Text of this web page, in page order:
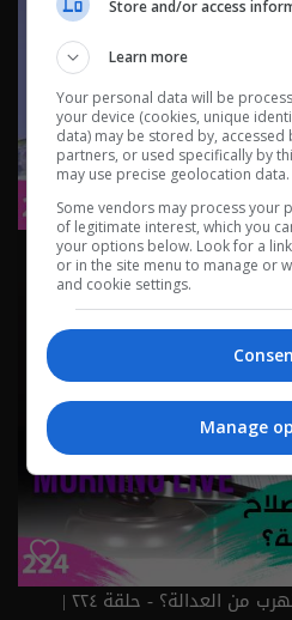
- حلقة ٢٢٥ | الموسم 3
العقوبات البديلة.. إصلاح أم تهرب من العدالة؟ - حلقة ٢٢٤ |
Store and/or access
Learn more
Your personal data will be
your device (cookies, unique
data) may be stored by, accessed
partners, or used specifically by
may use precise geolocation data.
Some vendors may process your
of legitimate interest, which you
your options below. Look for a
or in the site menu to manage or
and cookie settings.
Manage